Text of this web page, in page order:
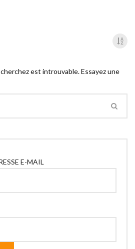
est introuvable. Essayez une
E-MAIL